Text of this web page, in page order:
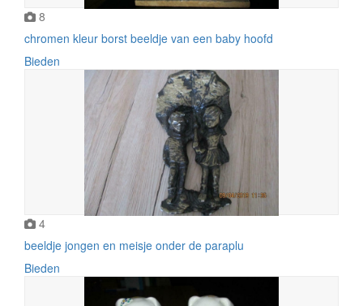
8
chromen kleur borst beeldje van een baby hoofd
Bieden
4
beeldje jongen en meisje onder de paraplu
Bieden